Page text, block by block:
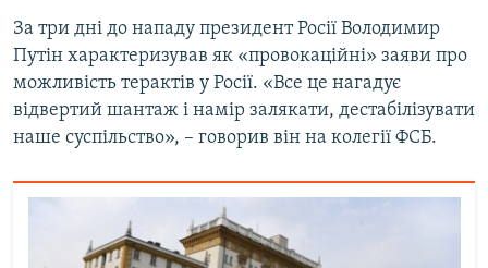
За три дні до нападу президент Росії Володимир
Путін характеризував як «провокаційні» заяви про
можливість терактів у Росії. «Все це нагадує
відвертий шантаж і намір залякати, дестабілізувати
наше суспільство», – говорив він на колегії ФСБ.